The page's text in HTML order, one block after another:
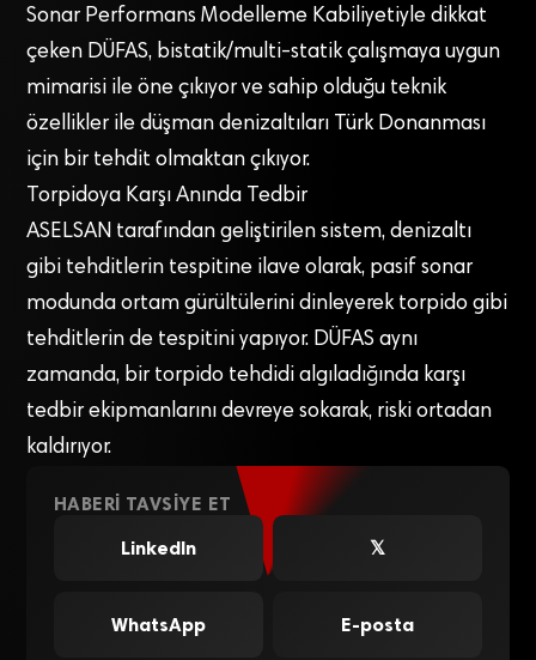
Sonar Performans Modelleme Kabiliyetiyle dikkat
çeken DÜFAS, bistatik/multi-statik çalışmaya uygun
mimarisi ile öne çıkıyor ve sahip olduğu teknik
özellikler ile düşman denizaltıları Türk Donanması
için bir tehdit olmaktan çıkıyor.
Torpidoya Karşı Anında Tedbir
ASELSAN tarafından geliştirilen sistem, denizaltı
gibi tehditlerin tespitine ilave olarak, pasif sonar
modunda ortam gürültülerini dinleyerek torpido gibi
tehditlerin de tespitini yapıyor. DÜFAS aynı
zamanda, bir torpido tehdidi algıladığında karşı
tedbir ekipmanlarını devreye sokarak, riski ortadan
kaldırıyor.
HABERI TAVSIYE ET
LinkedIn
𝕏
WhatsApp E-posta